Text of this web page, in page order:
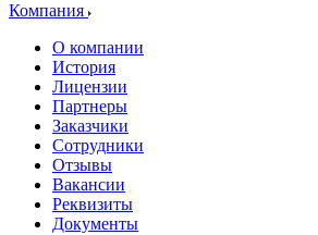
Компания
О компании
История
Лицензии
Партнеры
Заказчики
Сотрудники
Отзывы
Вакансии
Реквизиты
Документы